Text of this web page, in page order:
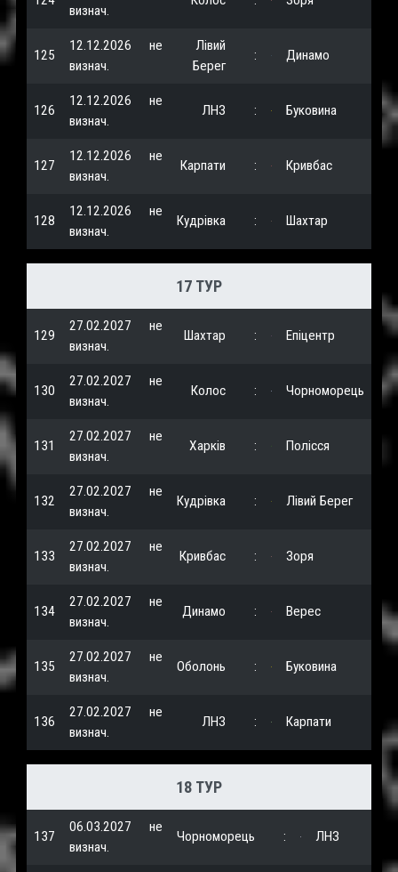
визнач.
125
12.12.2026
не
визнач.
Лівий
Берег
: Динамо
126
12.12.2026
не
визнач.
ЛНЗ : Буковина
127
12.12.2026
не
визнач.
Карпати : Кривбас
128
12.12.2026
не
визнач.
Кудрівка : Шахтар
17 ТУР
129
27.02.2027
не
визнач.
Шахтар : Епіцентр
130
27.02.2027
не
визнач.
Колос : Чорноморець
131
27.02.2027
не
визнач.
Харків : Полісся
132
27.02.2027
не
визнач.
Кудрівка : Лівий Берег
133
27.02.2027
не
визнач.
Кривбас : Зоря
134
27.02.2027
не
визнач.
Динамо : Верес
135
27.02.2027
не
визнач.
Оболонь : Буковина
136
27.02.2027
не
визнач.
ЛНЗ : Карпати
18 ТУР
137
06.03.2027
не
визнач.
Чорноморець : ЛНЗ